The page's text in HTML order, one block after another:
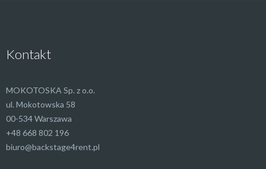
Kontakt
MOKOTOSKA Sp. z o.o.
ul. Mokotowska 58
00-534 Warszawa
+48 668 802 196
biuro@backstage4rent.pl